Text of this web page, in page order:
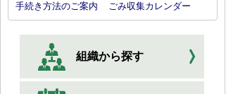
手続き方法のご案内
ごみ収集カレンダー
組織から探す